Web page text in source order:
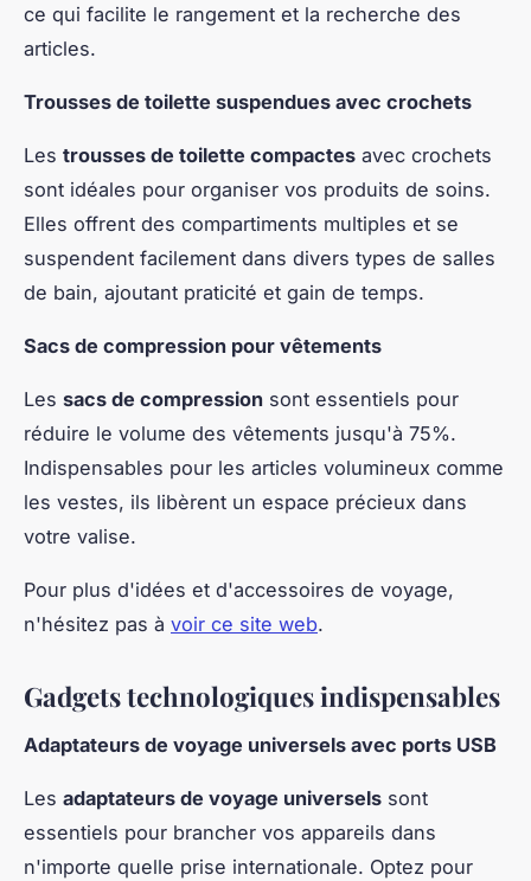
ce qui facilite le rangement et la recherche des
articles.
Trousses de toilette suspendues avec crochets
Les trousses de toilette compactes avec crochets
sont idéales pour organiser vos produits de soins.
Elles offrent des compartiments multiples et se
suspendent facilement dans divers types de salles
de bain, ajoutant praticité et gain de temps.
Sacs de compression pour vêtements
Les sacs de compression sont essentiels pour
réduire le volume des vêtements jusqu'à 75%.
Indispensables pour les articles volumineux comme
les vestes, ils libèrent un espace précieux dans
votre valise.
Pour plus d'idées et d'accessoires de voyage,
n'hésitez pas à voir ce site web.
Gadgets technologiques indispensables
Adaptateurs de voyage universels avec ports USB
Les adaptateurs de voyage universels sont
essentiels pour brancher vos appareils dans
n'importe quelle prise internationale. Optez pour